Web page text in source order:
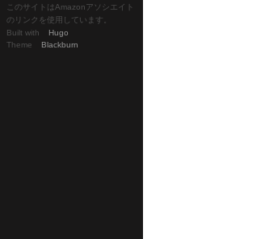
このサイトはAmazonアソシエイト
のリンクを使用しています。
Built with
Hugo
Theme
Blackburn